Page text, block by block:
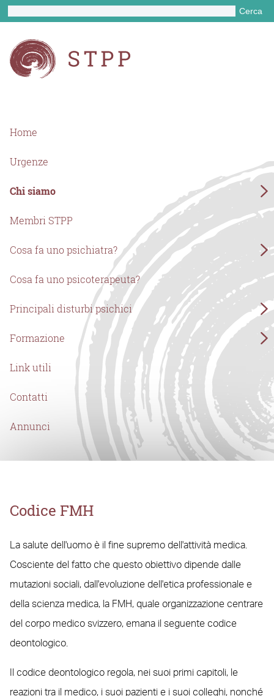
Home
Urgenze
Chi siamo
Membri STPP
Cosa fa uno psichiatra?
Cosa fa uno psicoterapeuta?
Principali disturbi psichici
Formazione
Link utili
Contatti
Annunci
Cerca
Codice FMH
La salute dell'uomo è il fine supremo dell'attività medica.
Cosciente del fatto che questo obiettivo dipende dalle
mutazioni sociali, dall'evoluzione dell'etica professionale e
della scienza medica, la FMH, quale organizzazione centrare
del corpo medico svizzero, emana il seguente codice
deontologico.
Il codice deontologico regola, nei suoi primi capitoli, le
reazioni tra il medico, i suoi pazienti e i suoi colleghi, nonché